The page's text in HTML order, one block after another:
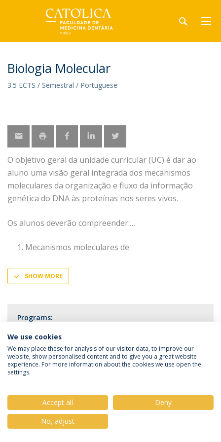
Biologia Molecular
3.5 ECTS / Semestral / Portuguese
O objetivo geral da unidade curricular (UC) é dar ao
aluno uma visão geral integrada dos mecanismos
moleculares da organização e fluxo da informação
genética do DNA às proteínas nos seres vivos.
Os alunos deverão compreender:
Mecanismos moleculares de
SHOW MORE
Programs:
Privacy Policy
© 2026 Universidade Católica Portuguesa
We use cookies
We may place these for analysis of our visitor data, to improve our
website, show personalised content and to give you a great website
experience. For more information about the cookies we use open the
settings.
Accept all
Deny
No, adjust